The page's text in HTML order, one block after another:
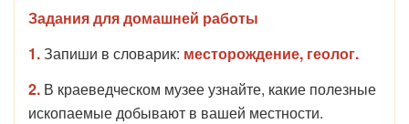
Задания для домашней работы
1.Запиши в словарик: месторождение, геолог.
2. В краеведческом музее узнайте, какие полезные
ископаемые добывают в вашей местности.